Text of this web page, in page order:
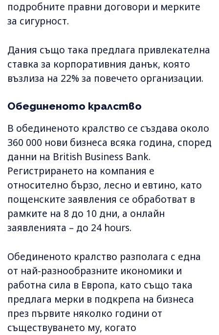
подробните правни договори и мерките
за сигурност.
Дания също така предлага привлекателна
ставка за корпоративния данък, която
възлиза на 22% за повечето организации.
Обединеното кралство
В обединеното кралство се създава около
360 000 нови бизнеса всяка година, според
данни на British Business Bank.
Регистрирането на компания е
относително бързо, лесно и евтино, като
пощенските заявления се обработват в
рамките на 8 до 10 дни, а онлайн
заявленията – до 24 hours.
Обединеното кралство разполага с една
от най-разнообразните икономики и
работна сила в Европа, като също така
предлага мерки в подкрепа на бизнеса
през първите няколко години от
съществуването му, когато